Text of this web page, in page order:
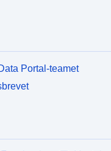
Portal-teamet